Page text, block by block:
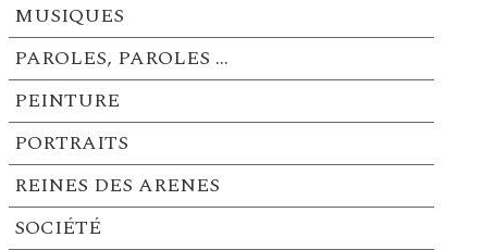
MUSIQUES
PAROLES, PAROLES …
PEINTURE
PORTRAITS
REINES DES ARENES
SOCIÉTÉ